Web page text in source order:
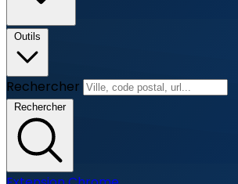
Outils
Rechercher
Rechercher